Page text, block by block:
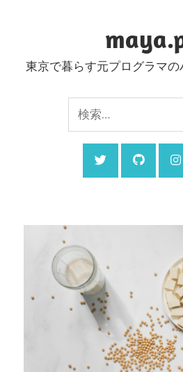
ン
東京で暮らす元プログラマの
索: